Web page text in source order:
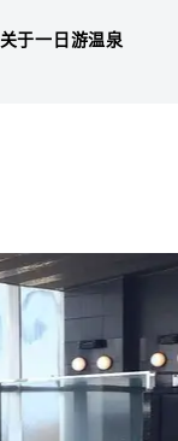
关于一日游温泉